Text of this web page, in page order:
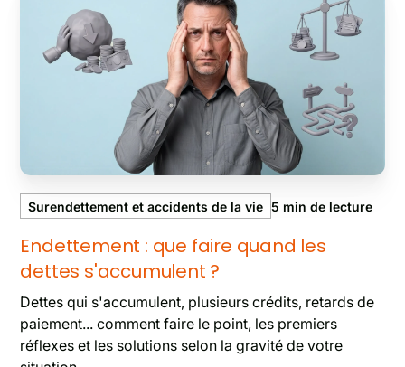
Surendettement et accidents de la vie 5 min de lecture
Endettement : que faire quand les
dettes s'accumulent ?
Dettes qui s'accumulent, plusieurs crédits, retards de
paiement... comment faire le point, les premiers
réflexes et les solutions selon la gravité de votre